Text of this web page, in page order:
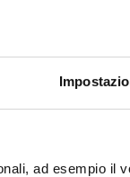
ad esempio il